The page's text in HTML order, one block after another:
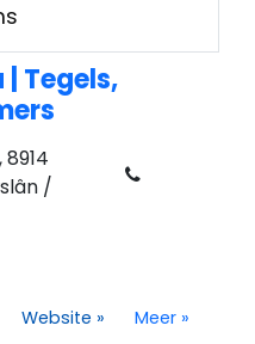
Tegels,
/
Website » Meer »